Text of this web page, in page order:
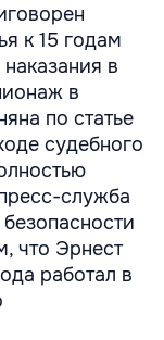
к 15 годам
в
в
по статье
судебного
служба
что Эрнест
работал в